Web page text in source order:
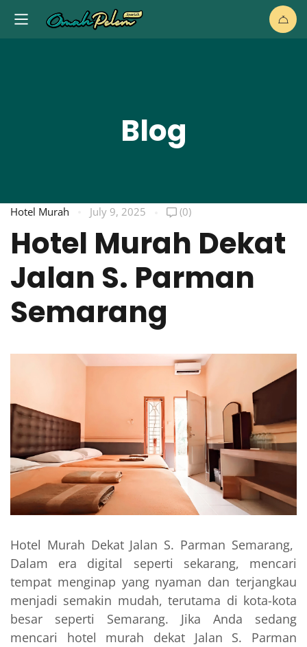
Blog
Hotel Murah July 9, 2025 (0)
Hotel Murah Dekat
Jalan S. Parman
Semarang
Hotel Murah Dekat Jalan S. Parman Semarang,
Dalam era digital seperti sekarang, mencari
tempat menginap yang nyaman dan terjangkau
menjadi semakin mudah, terutama di kota-kota
besar seperti Semarang. Jika Anda sedang
mencari hotel murah dekat Jalan S. Parman